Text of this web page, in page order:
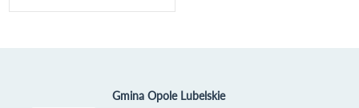
Gmina Opole Lubelskie